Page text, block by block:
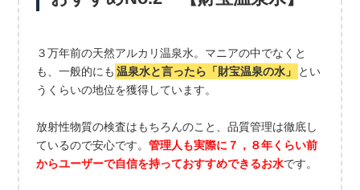
３万年前の天然アルカリ温泉水。マニアの中でなくと
も、一般的にも 温泉水と言ったら「財宝温泉の水」
とい
うくらいの地位を獲得しています。
放射性物質の検査はもちろんのこと、品質管理は徹底し
ているので安心です。管理人も実際に７，８年くらい前
からユーザーで自信を持っておすすめできるお水です。